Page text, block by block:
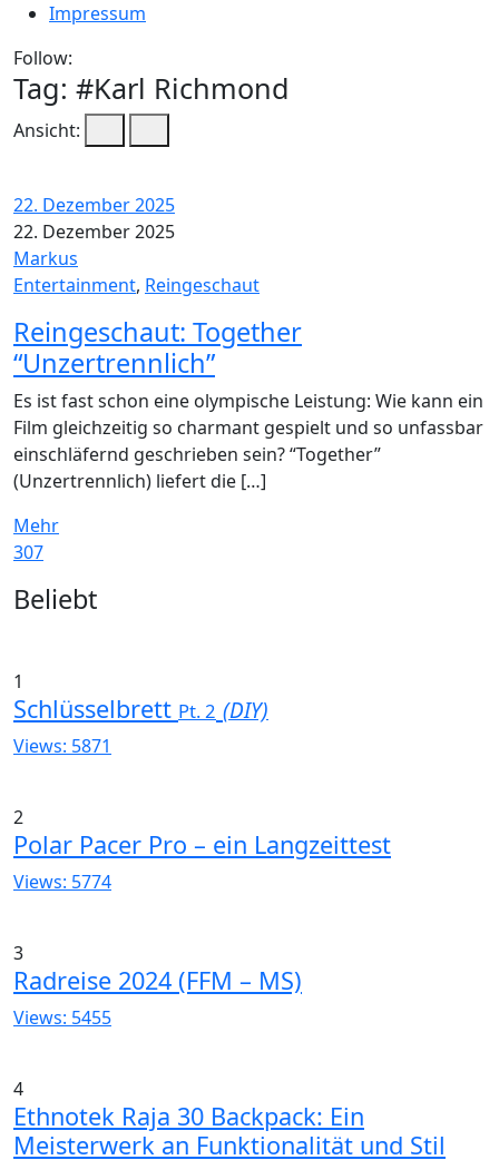
Impressum
Follow:
Tag: #Karl Richmond
Ansicht:
22. Dezember 2025
22. Dezember 2025
Markus
Entertainment, Reingeschaut
Reingeschaut: Together
“Unzertrennlich”
Es ist fast schon eine olympische Leistung: Wie kann ein
Film gleichzeitig so charmant gespielt und so unfassbar
einschläfernd geschrieben sein? “Together”
(Unzertrennlich) liefert die […]
Mehr
307
Widgets
Beliebt
1
Schlüsselbrett Pt. 2 (DIY)
Views: 5871
2
Polar Pacer Pro – ein Langzeittest
Views: 5774
3
Radreise 2024 (FFM – MS)
Views: 5455
4
Ethnotek Raja 30 Backpack: Ein
Meisterwerk an Funktionalität und Stil